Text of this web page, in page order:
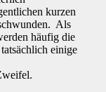
kurzen
Als
häufig die
einige